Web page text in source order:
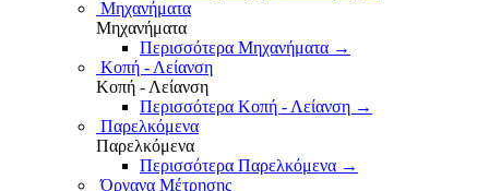
Μηχανήματα
Μηχανήματα
Περισσότερα Μηχανήματα →
Κοπή - Λείανση
Κοπή - Λείανση
Περισσότερα Κοπή - Λείανση →
Παρελκόμενα
Παρελκόμενα
Περισσότερα Παρελκόμενα →
Όργανα Μέτρησης